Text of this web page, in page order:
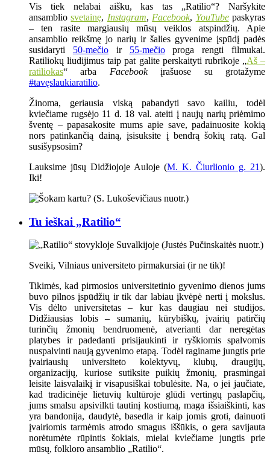
Vis tiek nelabai aišku, kas tas „Ratilio“? Naršykite
ansambliosvetainę, Instagram, Facebook, YouTubepaskyras
– ten rasite margiausių mūsų veiklos atspindžių. Apie
ansamblio reikšmę jo narių ir šalies gyvenime įspūdį padės
susidaryti 50-mečioir 55-mečioproga rengti filmukai.
Ratiliokų liudijimus taip pat galite perskaityti rubrikoje „Aš –
ratiliokas“ arba Facebookįrašuose su grotažyme
#tavęslaukiaratilio.
Žinoma, geriausia viską pabandyti savo kailiu, todėl
kviečiame rugsėjo 11 d. 18 val. ateiti į naujų narių priėmimo
šventę – papasakosite mums apie save, padainuosite kokią
nors patinkančią dainą, įsisuksite į bendrą šokių ratą. Gal
susišypsosim?
Lauksime jūsų Didžiojoje Auloje (M. K. Čiurlionio g. 21).
Iki!
Tu ieškai „Ratilio“
Sveiki, Vilniaus universiteto pirmakursiai (ir ne tik)!
Tikimės, kad pirmosios universitetinio gyvenimo dienos jums
buvo pilnos įspūdžių ir tik dar labiau įkvėpė nerti į mokslus.
Vis dėlto universitetas – kur kas daugiau nei studijos.
Didžiausias lobis – sumanių, kūrybiškų, įvairių patirčių
turinčių žmonių bendruomenė, atverianti dar neregėtas
platybes ir padedanti prisijaukinti ir ryškiomis spalvomis
nuspalvinti naują gyvenimo etapą. Todėl raginame jungtis prie
įvairiausių universiteto kolektyvų, klubų, draugijų,
organizacijų, kuriose sutiksite puikių žmonių, prasmingai
leisite laisvalaikį ir visapusiškai tobulėsite. Na, o jei jaučiate,
kad tradicinėje lietuvių kultūroje glūdi vertingų paslapčių,
jums smalsu apsivilkti tautinį kostiumą, maga išsiaiškinti, kas
yra bandonija, daudytė, basedla ir kaip jomis groti, dainuoti
įvairiomis tarmėmis atrodo smagus iššūkis, o gera savijauta
norėtumėte rūpintis šokiais, mielai kviečiame jungtis prie
mūsų, folkloro ansamblio „Ratilio“.